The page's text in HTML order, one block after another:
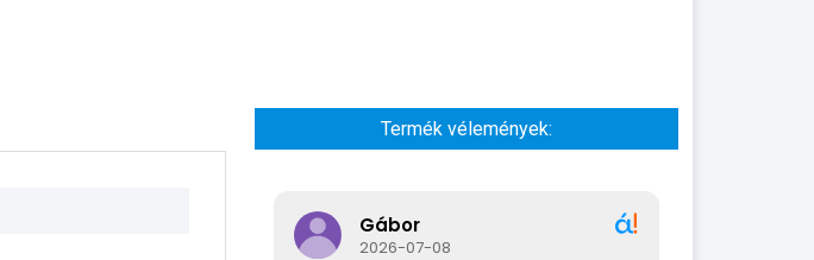
Termék vélemények:
Gábor
2026-07-08